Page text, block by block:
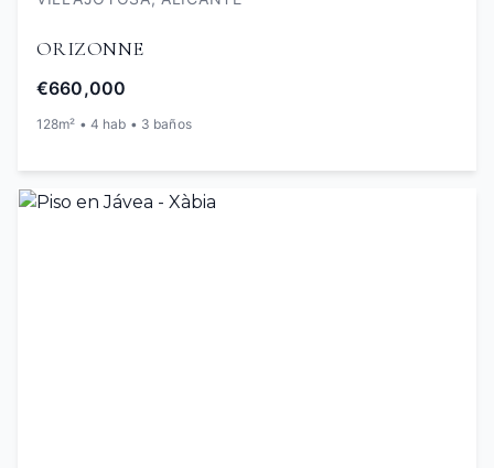
ORIZONNE
€660,000
128m² • 4 hab • 3 baños